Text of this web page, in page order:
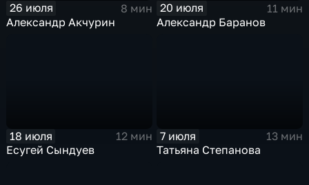
26 июля
8 мин
Александр Акчурин
20 июля
11 мин
Александр Баранов
18 июля
12 мин
Есугей Сындуев
7 июля
13 мин
Татьяна Степанова